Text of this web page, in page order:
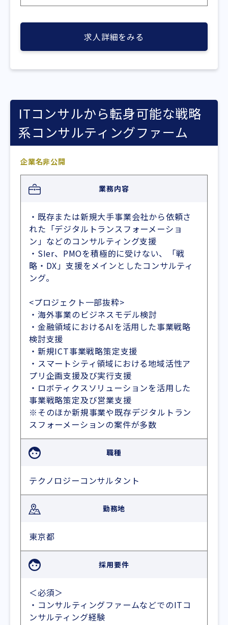
求人詳細をみる
ITコンサルから転身可能な戦略
系コンサルティングファーム
企業名非公開
業務内容
・既存または新規大手事業会社から依頼さ
れた「デジタルトランスフォーメーショ
ン」などのコンサルティング支援
・SIer、PMOを積極的に受けない、「戦
略・DX」支援をメインとしたコンサルティ
ング。
<プロジェクト一部抜粋>
・海外事業のビジネスモデル検討
・金融領域におけるAIを活用した事業戦略
検討支援
・新規ICT事業戦略策定支援
・スマートシティ領域における地域活性ア
プリ企画支援及び実行支援
・ロボティクスソリューションを活用した
事業戦略策定及び営業支援
※そのほか新規事業や既存デジタルトラン
スフォーメーションの案件が多数
職種
テクノロジーコンサルタント
勤務地
東京都
採用要件
＜必須＞
・コンサルティングファームなどでのITコ
ンサルティング経験